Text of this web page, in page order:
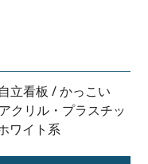
立看板 /かっこい
クリル・プラスチッ
ワイト系